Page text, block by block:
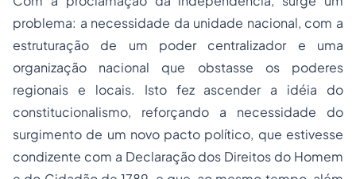
problema: a necessidade da unidade nacional, com a
estruturação de um poder centralizador e uma
organização nacional que obstasse os poderes
regionais e locais. Isto fez ascender a idéia do
constitucionalismo, reforçando a necessidade do
surgimento de um novo pacto político, que estivesse
condizente com a Declaração dos Direitos do Homem